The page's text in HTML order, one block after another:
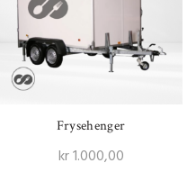
Frysehenger
kr1.000,00